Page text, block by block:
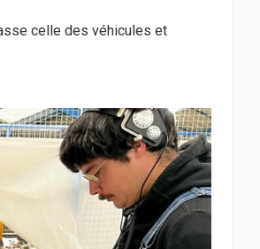
celle des véhicules et